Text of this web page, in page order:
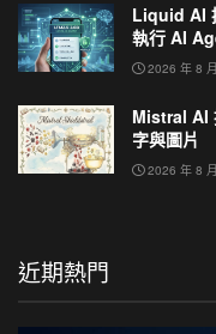
Liquid AI
執行 AI
2026 年 8
Mistral AI
字與圖片
2026 年 8
近期熱門